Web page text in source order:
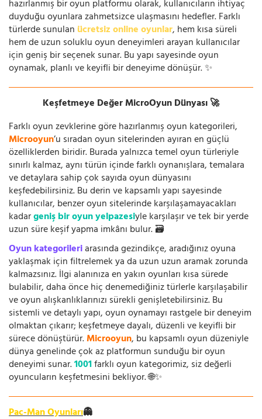
hazırlanmış bir oyun platformu olarak, kullanıcıların ihtiyaç
duyduğu oyunlara zahmetsizce ulaşmasını hedefler. Farklı
türlerde sunulan ücretsiz online oyunlar, hem kısa süreli
hem de uzun soluklu oyun deneyimleri arayan kullanıcılar
için geniş bir seçenek sunar. Bu yapı sayesinde oyun
oynamak, planlı ve keyifli bir deneyime dönüşür. ✨
Keşfetmeye Değer MicroOyun Dünyası 🚀
Farklı oyun zevklerine göre hazırlanmış oyun kategorileri,
Microoyun’u sıradan oyun sitelerinden ayıran en güçlü
özelliklerden biridir. Burada yalnızca temel oyun türleriyle
sınırlı kalmaz, aynı türün içinde farklı oynanışlara, temalara
ve detaylara sahip çok sayıda oyun dünyasını
keşfedebilirsiniz. Bu derin ve kapsamlı yapı sayesinde
kullanıcılar, benzer oyun sitelerinde karşılaşamayacakları
kadargeniş bir oyun yelpazesiyle karşılaşır ve tek bir yerde
uzun süre keşif yapma imkânı bulur. 🗃️
Oyun kategorileriarasında gezindikçe, aradığınız oyuna
yaklaşmak için filtrelemek ya da uzun uzun aramak zorunda
kalmazsınız. İlgi alanınıza en yakın oyunları kısa sürede
bulabilir, daha önce hiç denemediğiniz türlerle karşılaşabilir
ve oyun alışkanlıklarınızı sürekli genişletebilirsiniz. Bu
sistemli ve detaylı yapı, oyun oynamayı rastgele bir deneyim
olmaktan çıkarır; keşfetmeye dayalı, düzenli ve keyifli bir
sürece dönüştürür.Microoyun, bu kapsamlı oyun düzeniyle
dünya genelinde çok az platformun sunduğu bir oyun
deneyimi sunar.1001farklı oyun kategorimiz, siz değerli
oyuncuların keşfetmesini bekliyor. 🌐✨
Pac-Man Oyunları👻